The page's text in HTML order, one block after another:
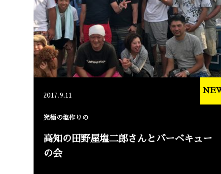
2017.9.11
究極の塩作りの
高知の田野屋塩二郎さんとバーベキュー
の会